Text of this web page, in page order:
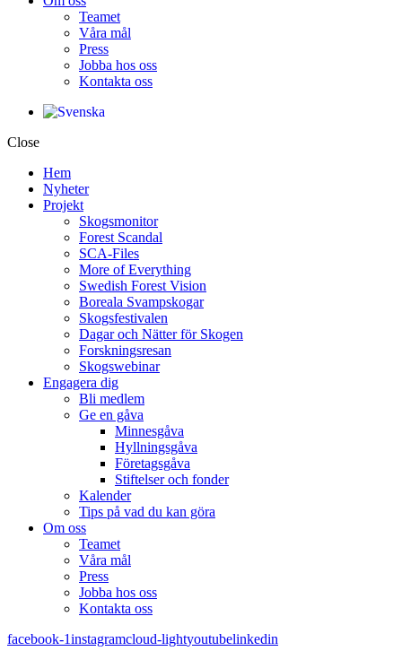
Teamet
Våra mål​
Press
Jobba hos oss
Kontakta oss
Close
Hem
Nyheter
Projekt
Skogsmonitor
Forest Scandal
SCA-Files
More of Everything
Swedish Forest Vision
Boreala Svampskogar
Skogsfestivalen
Dagar och Nätter för Skogen
Forskningsresan
Skogswebinar
Engagera dig
Bli medlem
Ge en gåva
Minnesgåva
Hyllningsgåva
Företagsgåva
Stiftelser och fonder
Kalender
Tips på vad du kan göra
Om oss
Teamet
Våra mål​
Press
Jobba hos oss
Kontakta oss
facebook-1instagramcloud-lightyoutubelinkedin